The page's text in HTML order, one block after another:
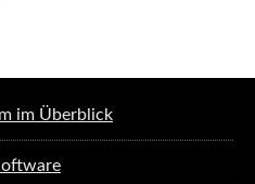
im Überblick